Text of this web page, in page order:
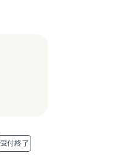
受付終了